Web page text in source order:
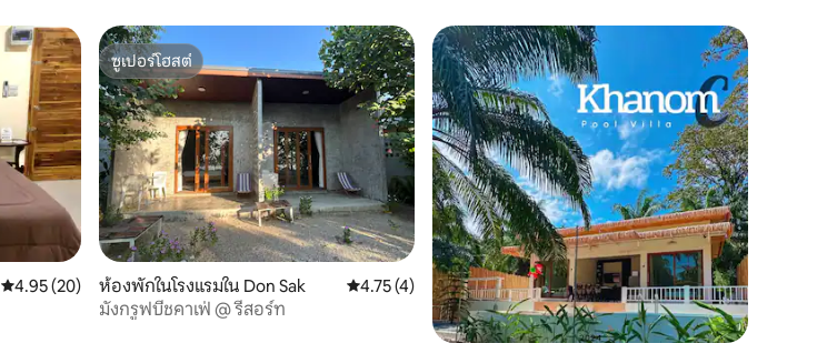
คะแนนเฉลี่ย 4.95 จาก 5, 20 รีวิว
4.95 (20)
ซูเปอร์โฮสต์
ซูเปอร์โฮสต์
ห้องพักในโรงแรมใน Don Sak คะแนนเฉลี่ย 4.75 จาก 5, 4 รีวิว
4.75 (4)
มังกรูฟบีชคาเฟ่ @ รีสอร์ท